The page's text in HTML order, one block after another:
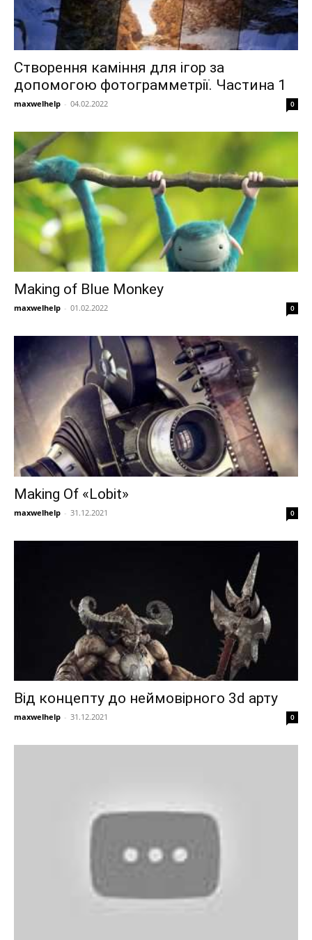
Створення каміння для ігор за
допомогою фотограмметрії. Частина 1
maxwelhelp - 04.02.2022 0
Making of Blue Monkey
maxwelhelp - 01.02.2022 0
Making Of «Lobit»
maxwelhelp - 31.12.2021 0
Від концепту до неймовірного 3d арту
maxwelhelp - 31.12.2021 0